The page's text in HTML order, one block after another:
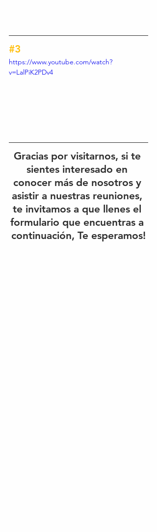
#3
https://www.youtube.com/watch?
v=LalPiK2PDv4
Gracias por visitarnos, si te
sientes interesado en
conocer más de nosotros y
asistir a nuestras reuniones,
te invitamos a que llenes el
formulario que encuentras a
continuación, Te esperamos!